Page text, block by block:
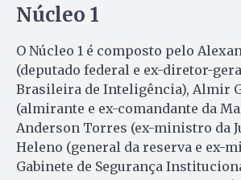
Núcleo 1
O Núcleo 1 é composto pelo
(deputado federal e ex-diretor-
Brasileira de Inteligência), Almir
(almirante e ex-comandante da
Anderson Torres (ex-ministro da
Heleno (general da reserva e ex-
Gabinete de Segurança